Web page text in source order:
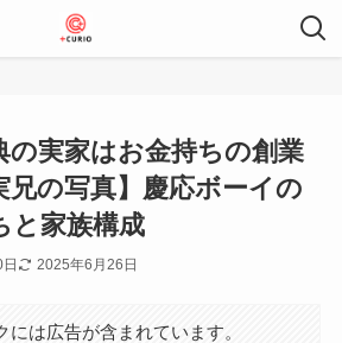
の実家はお金持ちの創業
兄の写真】慶応ボーイの
と家族構成
2025年6月26日
には広告が含まれています。